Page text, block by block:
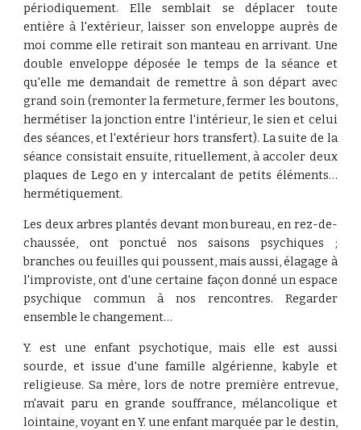
périodiquement. Elle semblait se déplacer toute
entière à l'extérieur, laisser son enveloppe auprès de
moi comme elle retirait son manteau en arrivant. Une
double enveloppe déposée le temps de la séance et
qu'elle me demandait de remettre à son départ avec
grand soin (remonter la fermeture, fermer les boutons,
hermétiser la jonction entre l'intérieur, le sien et celui
des séances, et l'extérieur hors transfert). La suite de la
séance consistait ensuite, rituellement, à accoler deux
plaques de Lego en y intercalant de petits éléments…
hermétiquement.
Les deux arbres plantés devant mon bureau, en rez-de-
chaussée, ont ponctué nos saisons psychiques ;
branches ou feuilles qui poussent, mais aussi, élagage à
l'improviste, ont d'une certaine façon donné un espace
psychique commun à nos rencontres. Regarder
ensemble le changement…
Y. est une enfant psychotique, mais elle est aussi
sourde, et issue d'une famille algérienne, kabyle et
religieuse. Sa mère, lors de notre première entrevue,
m'avait paru en grande souffrance, mélancolique et
lointaine, voyant en Y. une enfant marquée par le destin,